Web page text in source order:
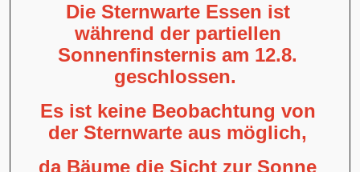
Die Sternwarte Essen ist
während der partiellen
Sonnenfinsternis am 12.8.
geschlossen.
Es ist keine Beobachtung von
der Sternwarte aus möglich,
da Bäume die Sicht zur Sonne